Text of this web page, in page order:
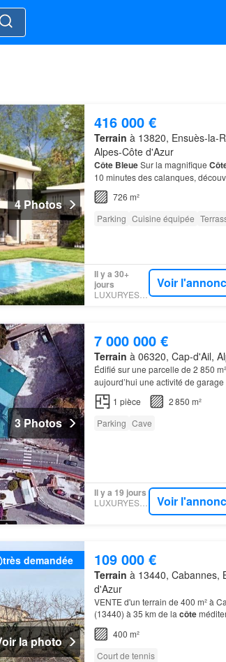
4 Photos
416 000 €
Terrain à 13820, Ensuès-la-
Alpes-Côte d'Azur
Côte BleueSur la magnifique
10 minutes des calanques,
gare Marseille Saint-Charles à 30
726 m²
Parking Cuisine équipée
Il y a 30+
jours
LUXURYESTATE
Voir
3 Photos
7 000 000 €
Terrain à 06320, Cap-d'Ail,
Édifié sur une parcelle de 2 850
aujourd’hui une activité de
1 pièce
2 850 m²
Parking Cave
Il y a 19 jours
LUXURYESTATE Voir
très demandée
la photo
109 000 €
Terrain à 13440, Cabannes,
d'Azur
VENTE d'un terrain de 400 m² à
(13440) à 35 km de la côte
transports, il y a cinq gares à
400 m²
Court de tennis